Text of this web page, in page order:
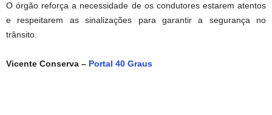
O órgão reforça a necessidade de os condutores estarem atentos
e respeitarem as sinalizações para garantir a segurança no
trânsito.
Vicente Conserva – Portal 40 Graus